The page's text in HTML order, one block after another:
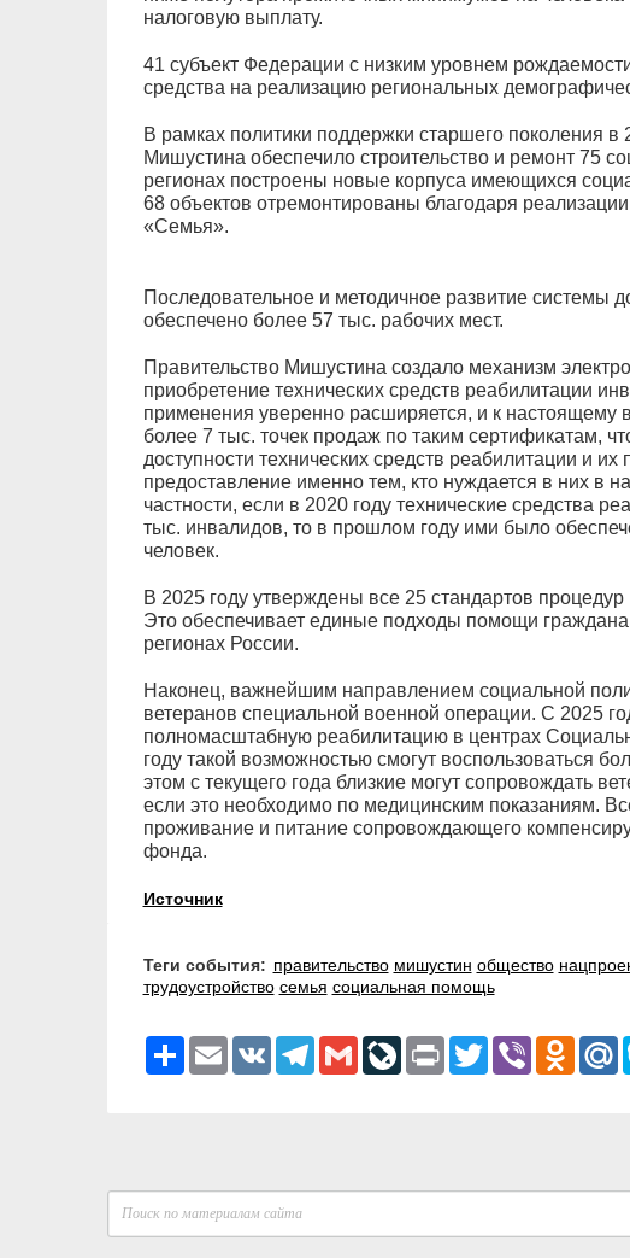
налоговую выплату.
41 субъект Федерации с низким уровнем
средства на реализацию региональных
В рамках политики поддержки старшего поколения в
Мишустина обеспечило строительство и ремонт 75
регионах построены новые корпуса имеющихся
68 объектов отремонтированы благодаря
«Семья».
Последовательное и методичное развитие системы
обеспечено более 57 тыс. рабочих мест.
Правительство Мишустина создало механизм
приобретение технических средств реабилитации
применения уверенно расширяется, и к настоящему
более 7 тыс. точек продаж по таким сертификатам,
доступности технических средств реабилитации и их
предоставление именно тем, кто нуждается в них в
частности, если в 2020 году технические средства
тыс. инвалидов, то в прошлом году ими было
человек.
В 2025 году утверждены все 25 стандартов
Это обеспечивает единые подходы помощи
регионах России.
Наконец, важнейшим направлением социальной
ветеранов специальной военной операции. С 2025
полномасштабную реабилитацию в центрах
году такой возможностью смогут воспользоваться
этом с текущего года близкие могут сопровождать
если это необходимо по медицинским показаниям.
проживание и питание сопровождающего
фонда.
Источник
Теги события: правительство мишустин общество
трудоустройство семья социальная помощь
РесурсEmail VK Telegram
GmailLiveJournal
Print TwitterViber